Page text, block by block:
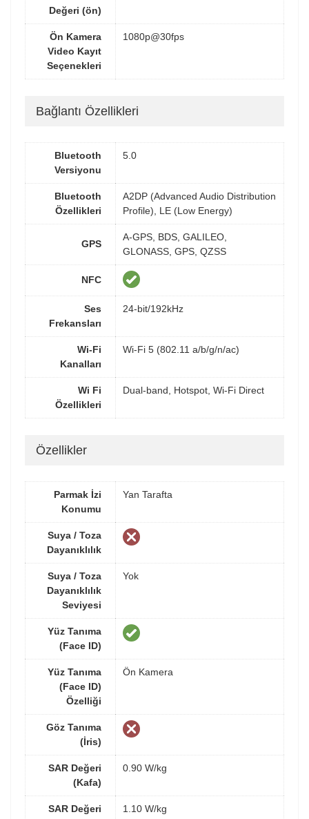
Değeri (ön)
Ön Kamera
Video Kayıt
Seçenekleri
1080p@30fps
Bağlantı Özellikleri
Bluetooth
Versiyonu
5.0
Bluetooth
Özellikleri
A2DP (Advanced Audio Distribution
Profile), LE (Low Energy)
GPS
A-GPS, BDS, GALILEO,
GLONASS, GPS, QZSS
NFC
Ses
Frekansları
24-bit/192kHz
Wi-Fi
Kanalları
Wi-Fi 5 (802.11 a/b/g/n/ac)
Wi Fi
Özellikleri
Dual-band, Hotspot, Wi-Fi Direct
Özellikler
Parmak İzi
Konumu
Yan Tarafta
Suya / Toza
Dayanıklılık
Suya / Toza
Dayanıklılık
Seviyesi
Yok
Yüz Tanıma
(Face ID)
Yüz Tanıma
(Face ID)
Özelliği
Ön Kamera
Göz Tanıma
(İris)
SAR Değeri
(Kafa)
0.90 W/kg
SAR Değeri
1.10 W/kg